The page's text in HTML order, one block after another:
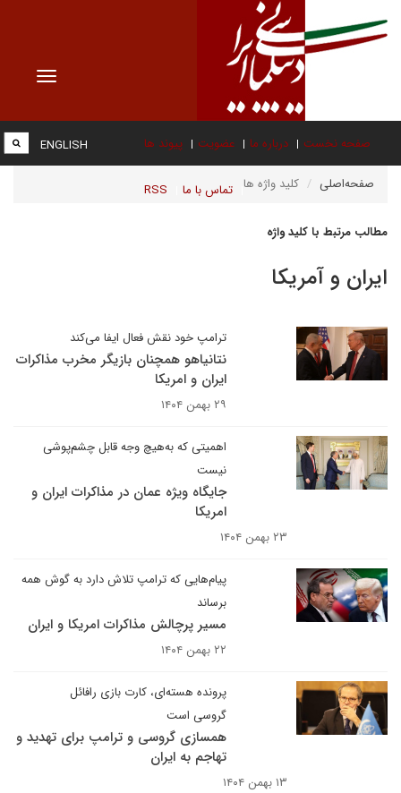
Toggle
صفحه نخست درباره ما عضویت پیوند ها
تماس با ما RSS
ENGLISH
صفحه‌اصلی کلید واژه ها
مطالب مرتبط با کلید واژه
ایران و آمریکا
ترامپ خود نقش فعال ایفا می‌کند
نتانیاهو همچنان بازیگر مخرب مذاکرات
ایران و امریکا
۲۹ بهمن ۱۴۰۴
اهمیتی که به‌هیچ وجه قابل چشم‌پوشی
نیست
جایگاه ویژه عمان در مذاکرات ایران و
امریکا
۲۳ بهمن ۱۴۰۴
پیام‌هایی که ترامپ تلاش دارد به گوش همه
برساند
مسیر پرچالش مذاکرات امریکا و ایران
۲۲ بهمن ۱۴۰۴
پرونده هسته‌ای، کارت بازی رافائل
گروسی است
همسازی گروسی و ترامپ برای تهدید و
تهاجم به ایران
۱۳ بهمن ۱۴۰۴